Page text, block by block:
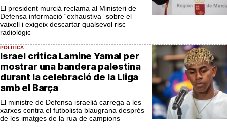
El president murcià reclama al Ministeri de
Defensa informació “exhaustiva” sobre el
vaixell i exigeix descartar qualsevol risc
radiològic
POLÍTICA
Israel critica Lamine Yamal per
mostrar una bandera palestina
durant la celebració de la Lliga
amb el Barça
El ministre de Defensa israelià carrega a les
xarxes contra el futbolista blaugrana després
de les imatges de la rua de campions